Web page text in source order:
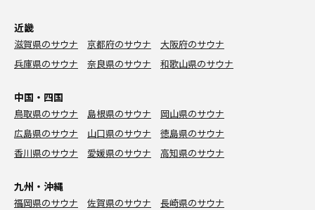
近畿
滋賀県のサウナ 京都府のサウナ
大阪府のサウナ
兵庫県のサウナ
奈良県のサウナ 和歌山県のサウナ
中国・四国
鳥取県のサウナ 島根県のサウナ
岡山県のサウナ
広島県のサウナ
山口県のサウナ
徳島県のサウナ
香川県のサウナ
愛媛県のサウナ 高知県のサウナ
九州・沖縄
福岡県のサウナ 佐賀県のサウナ
長崎県のサウナ